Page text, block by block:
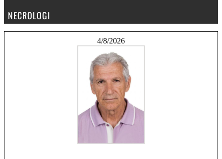
NECROLOGI
4/8/2026